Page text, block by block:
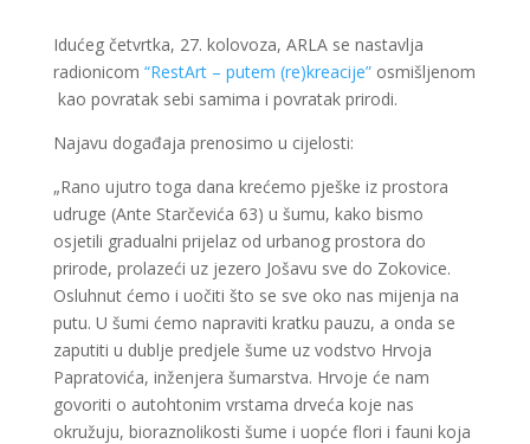
Idućeg četvrtka, 27. kolovoza, ARLA se nastavlja
radionicom “RestArt – putem (re)kreacije”osmišljenom
kao povratak sebi samima i povratak prirodi.
Najavu događaja prenosimo u cijelosti:
„Rano ujutro toga dana krećemo pješke iz prostora
udruge (Ante Starčevića 63) u šumu, kako bismo
osjetili gradualni prijelaz od urbanog prostora do
prirode, prolazeći uz jezero Jošavu sve do Zokovice.
Osluhnut ćemo i uočiti što se sve oko nas mijenja na
putu. U šumi ćemo napraviti kratku pauzu, a onda se
zaputiti u dublje predjele šume uz vodstvo Hrvoja
Papratovića, inženjera šumarstva. Hrvoje će nam
govoriti o autohtonim vrstama drveća koje nas
okružuju, bioraznolikosti šume i uopće flori i fauni koja